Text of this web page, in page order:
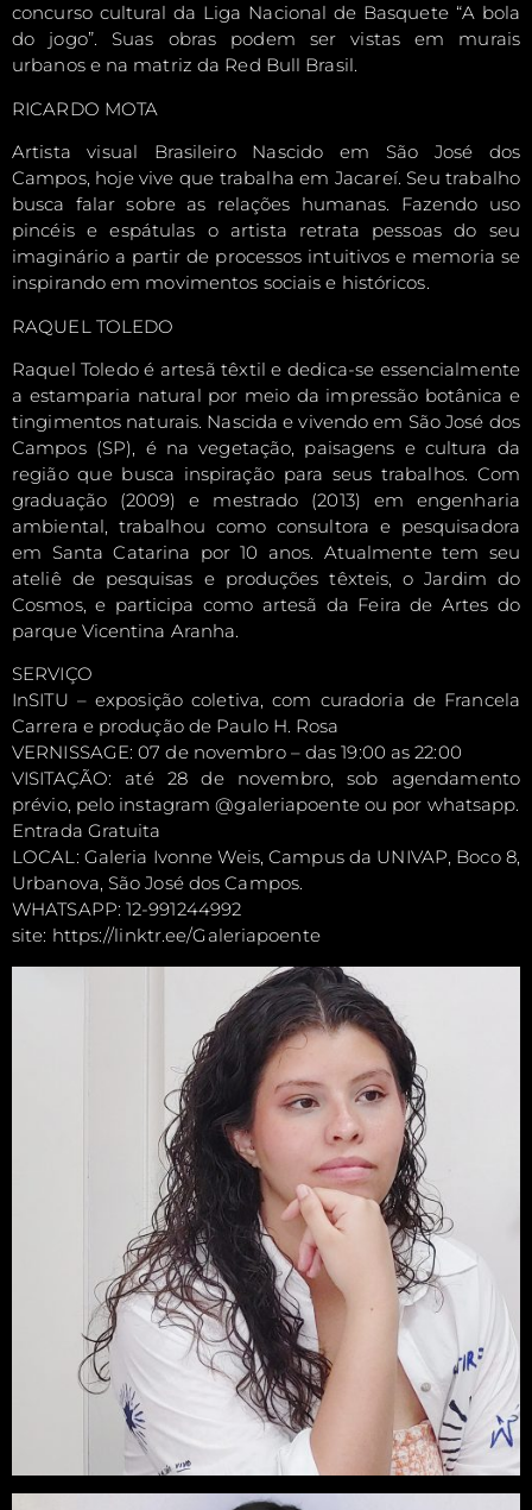
concurso cultural da Liga Nacional de Basquete “A bola
do jogo”. Suas obras podem ser vistas em murais
urbanos e na matriz da Red Bull Brasil.
RICARDO MOTA
Artista visual Brasileiro Nascido em São José dos
Campos, hoje vive que trabalha em Jacareí. Seu trabalho
busca falar sobre as relações humanas. Fazendo uso
pincéis e espátulas o artista retrata pessoas do seu
imaginário a partir de processos intuitivos e memoria se
inspirando em movimentos sociais e históricos.
RAQUEL TOLEDO
Raquel Toledo é artesã têxtil e dedica-se essencialmente
a estamparia natural por meio da impressão botânica e
tingimentos naturais. Nascida e vivendo em São José dos
Campos (SP), é na vegetação, paisagens e cultura da
região que busca inspiração para seus trabalhos. Com
graduação (2009) e mestrado (2013) em engenharia
ambiental, trabalhou como consultora e pesquisadora
em Santa Catarina por 10 anos. Atualmente tem seu
ateliê de pesquisas e produções têxteis, o Jardim do
Cosmos, e participa como artesã da Feira de Artes do
parque Vicentina Aranha.
SERVIÇO
InSITU – exposição coletiva, com curadoria de Francela
Carrera e produção de Paulo H. Rosa
VERNISSAGE: 07 de novembro – das 19:00 as 22:00
VISITAÇÃO: até 28 de novembro, sob agendamento
prévio, pelo instagram @galeriapoente ou por whatsapp.
Entrada Gratuita
LOCAL: Galeria Ivonne Weis, Campus da UNIVAP, Boco 8,
Urbanova, São José dos Campos.
WHATSAPP: 12-991244992
site: https://linktr.ee/Galeriapoente